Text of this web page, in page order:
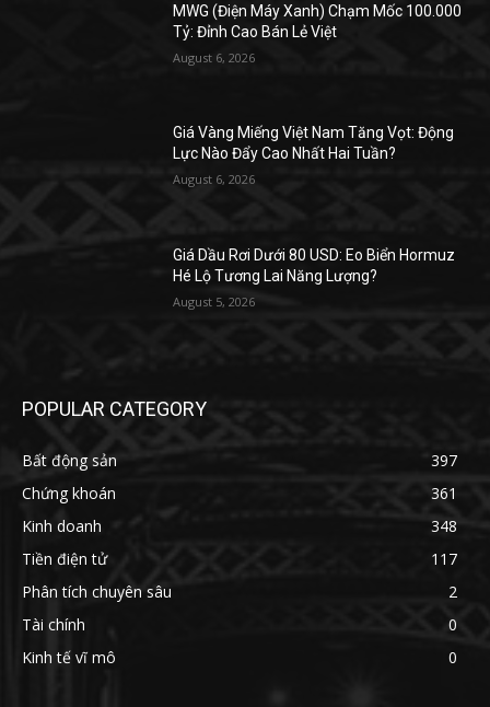
MWG (Điện Máy Xanh) Chạm Mốc 100.000
Tỷ: Đỉnh Cao Bán Lẻ Việt
August 6, 2026
Giá Vàng Miếng Việt Nam Tăng Vọt: Động
Lực Nào Đẩy Cao Nhất Hai Tuần?
August 6, 2026
Giá Dầu Rơi Dưới 80 USD: Eo Biển Hormuz
Hé Lộ Tương Lai Năng Lượng?
August 5, 2026
POPULAR CATEGORY
Bất động sản
397
Chứng khoán
361
Kinh doanh
348
Tiền điện tử
117
Phân tích chuyên sâu
2
Tài chính
0
Kinh tế vĩ mô
0